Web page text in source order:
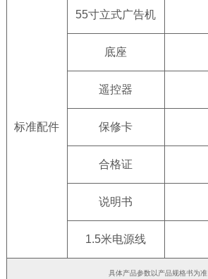
标准配件
55寸立式广告机
底座
遥控器
保修卡
合格证
说明书
1.5米电源线
具体产品参数以产品规格书为准